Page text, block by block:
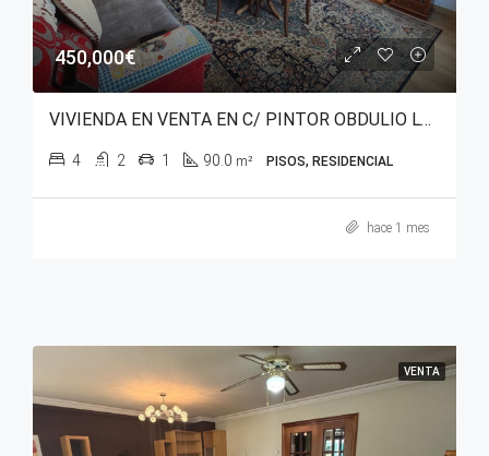
450,000€
VIVIENDA EN VENTA EN C/ PINTOR OBDULIO LÓPEZ DE URALDE – SAN MARTÍN
4 2 1 90.0 m² PISOS, RESIDENCIAL
hace 1 mes
VENTA